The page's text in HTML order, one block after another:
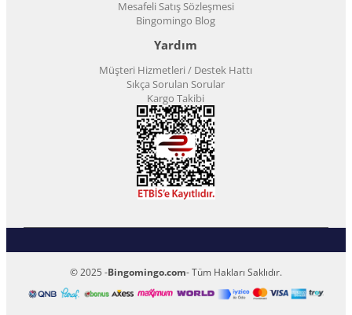
Mesafeli Satış Sözleşmesi
Bingomingo Blog
Yardım
Müşteri Hizmetleri / Destek Hattı
Sıkça Sorulan Sorular
Kargo Takibi
© 2025 -Bingomingo.com- Tüm Hakları Saklıdır.